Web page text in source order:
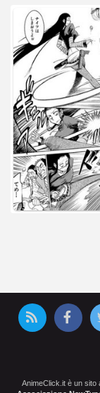
AnimeClick.it è un sito